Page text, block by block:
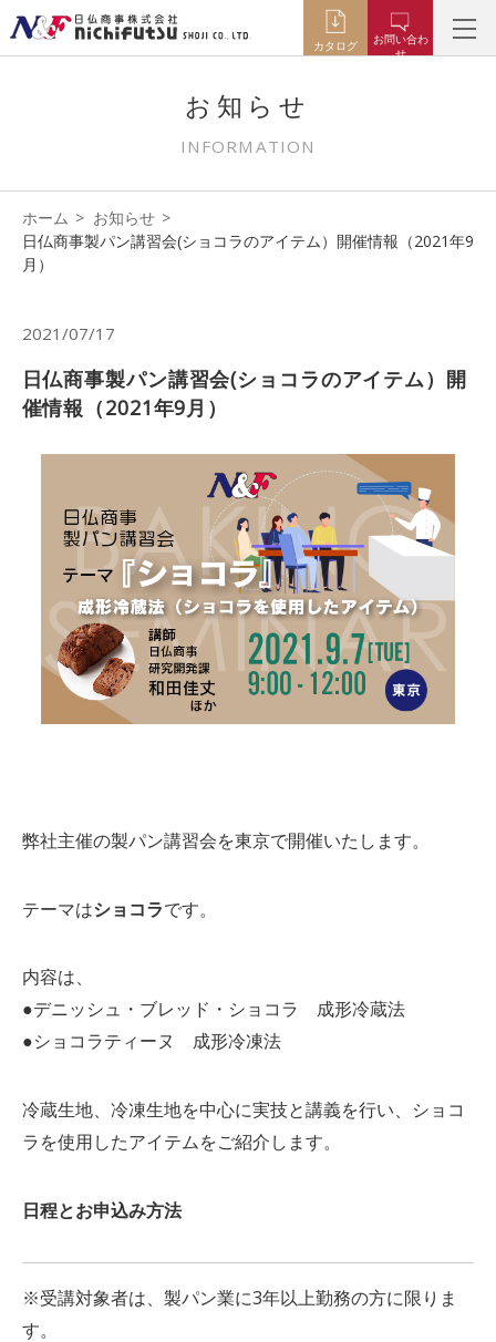
カタログ
お問い合わ
せ
お知らせ
INFORMATION
ホーム
お知らせ
日仏商事製パン講習会(ショコラのアイテム）開催情報（2021年9
月）
2021/07/17
日仏商事製パン講習会(ショコラのアイテム）開
催情報（2021年9月）
弊社主催の製パン講習会を東京で開催いたします。
テーマはショコラです。
内容は、
●デニッシュ・ブレッド・ショコラ 成形冷蔵法
●ショコラティーヌ 成形冷凍法
冷蔵生地、冷凍生地を中心に実技と講義を行い、ショコ
ラを使用したアイテムをご紹介します。
日程とお申込み方法
※受講対象者は、製パン業に3年以上勤務の方に限りま
す。